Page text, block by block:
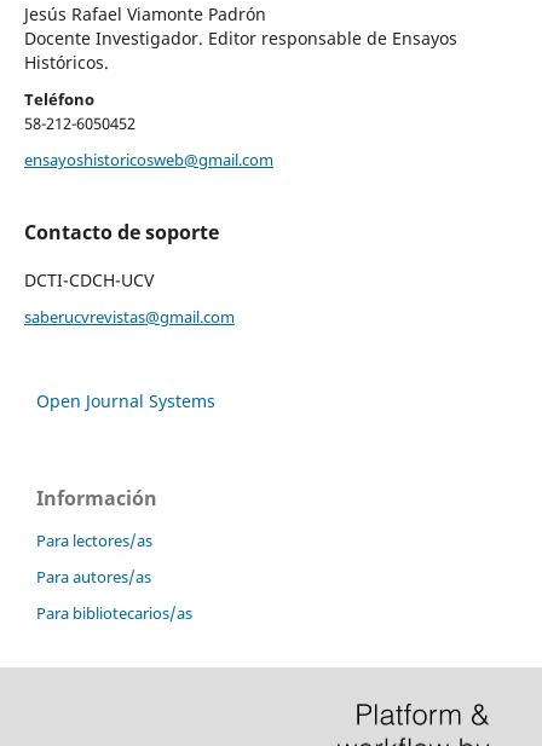
Jesús Rafael Viamonte Padrón
Docente Investigador. Editor responsable de Ensayos
Históricos.
Teléfono
58-212-6050452
ensayoshistoricosweb@gmail.com
Contacto de soporte
DCTI-CDCH-UCV
saberucvrevistas@gmail.com
Open Journal Systems
Información
Para lectores/as
Para autores/as
Para bibliotecarios/as